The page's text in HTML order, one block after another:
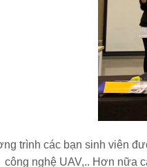
trình các bạn sinh viên
công nghệ UAV,.. Hơn nữa